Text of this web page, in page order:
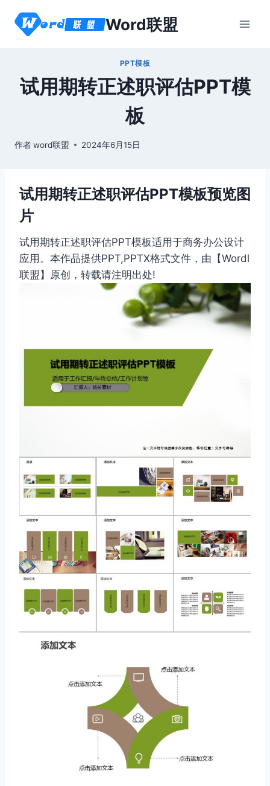
Word联盟
PPT模板
试用期转正述职评估PPT模
板
作者word联盟 2024年6月15日
试用期转正述职评估PPT模板预览图
片
试用期转正述职评估PPT模板适用于商务办公设计
应用。本作品提供PPT,PPTX格式文件，由【Wordl
联盟】原创，转载请注明出处!